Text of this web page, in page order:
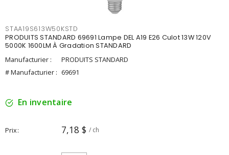
STAA19S613W50KSTD
PRODUITS STANDARD 69691 Lampe DEL A19 E26 Culot 13W 120V
5000K 1600LM À Gradation STANDARD
Manufacturier :
PRODUITS STANDARD
# Manufacturier : 69691
En inventaire
Prix 7,18 $ / ch